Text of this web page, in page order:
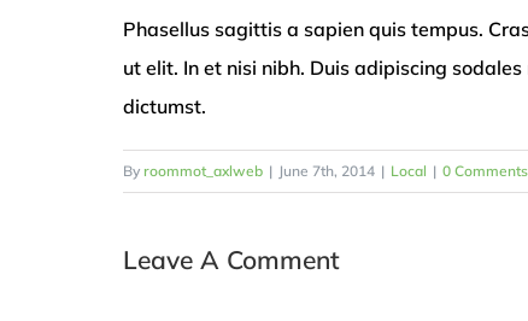
Phasellus sagittis a sapien quis tempus.
ut elit. In et nisi nibh. Duis adipiscing
dictumst.
By roommot_axlweb | June 7th, 2014 | Local | 0 Comments
Leave A Comment